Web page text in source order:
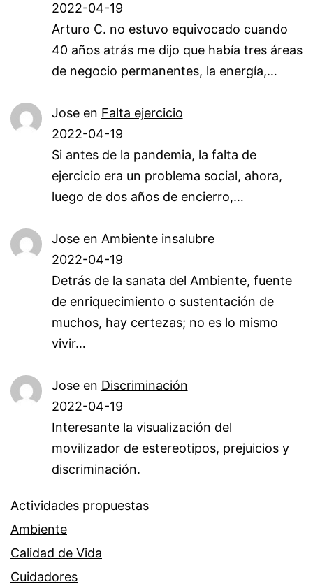
2022-04-19
Arturo C. no estuvo equivocado cuando
40 años atrás me dijo que había tres áreas
de negocio permanentes, la energía,…
Joseen Falta ejercicio
2022-04-19
Si antes de la pandemia, la falta de
ejercicio era un problema social, ahora,
luego de dos años de encierro,…
Joseen Ambiente insalubre
2022-04-19
Detrás de la sanata del Ambiente, fuente
de enriquecimiento o sustentación de
muchos, hay certezas; no es lo mismo
vivir…
Joseen Discriminación
2022-04-19
Interesante la visualización del
movilizador de estereotipos, prejuicios y
discriminación.
Actividades propuestas
Ambiente
Calidad de Vida
Cuidadores